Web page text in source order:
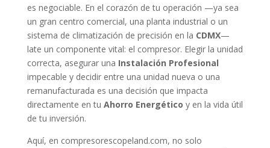
es negociable. En el corazón de tu operación —ya sea
un gran centro comercial, una planta industrial o un
sistema de climatización de precisión en la CDMX—
late un componente vital: el compresor. Elegir la unidad
correcta, asegurar una Instalación Profesional
impecable y decidir entre una unidad nueva o una
remanufacturada es una decisión que impacta
directamente en tu Ahorro Energético y en la vida útil
de tu inversión.
Aquí, en compresorescopeland.com, no solo